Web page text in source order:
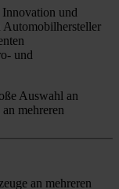
und
Automobilhersteller
und
Auswahl an
mehreren
an mehreren